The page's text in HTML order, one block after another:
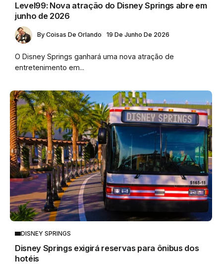
Level99: Nova atração do Disney Springs abre em
junho de 2026
By Coisas De Orlando 19 De Junho De 2026
O Disney Springs ganhará uma nova atração de
entretenimento em...
DISNEY SPRINGS
Disney Springs exigirá reservas para ônibus dos
hotéis